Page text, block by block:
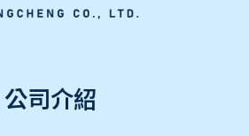
公司介紹